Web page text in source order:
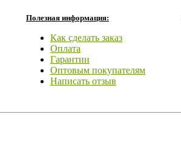
Полезная информация:
Как сделать заказ
Оплата
Гарантии
Оптовым покупателям
Написать отзыв